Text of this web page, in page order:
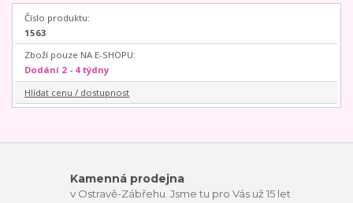
Číslo produktu:
1563
Zboží pouze NA E-SHOPU:
Dodání 2 - 4 týdny
Hlídat cenu / dostupnost
Kamenná prodejna
v Ostravě-Zábřehu. Jsme tu pro Vás už 15 let